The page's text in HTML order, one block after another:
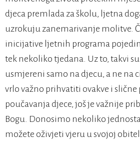
djeca premlada za školu, ljetna
uzrokuju zanemarivanje molitve.
inicijative ljetnih programa
tek nekoliko tjedana. Uz to, takvi
usmjereni samo na djecu, a ne na
vrlo važno prihvatiti ovakve i slične
poučavanja djece, još je važnije
Bogu. Donosimo nekoliko
možete oživjeti vjeru u svojoj